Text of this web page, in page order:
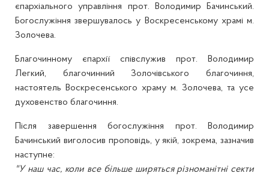
єпархіального управління прот. Володимир Бачинський.
Богослужіння звершувалось у Воскресенському храмі м.
Золочева.
Благочинному єпархії співслужив прот. Володимир
Легкий, благочинний Золочівського благочиння,
настоятель Воскресенського храму м. Золочева, та усе
духовенство благочиння.
Після завершення богослужіння прот. Володимир
Бачинський виголосив проповідь, у якій, зокрема, зазначив
наступне:
"У наш час, коли все більше ширяться різноманітні секти